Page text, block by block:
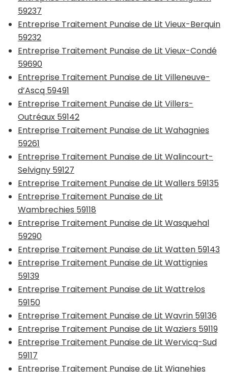
59237
Entreprise Traitement Punaise de Lit Vieux-Berquin
59232
Entreprise Traitement Punaise de Lit Vieux-Condé
59690
Entreprise Traitement Punaise de Lit Villeneuve-
d’Ascq 59491
Entreprise Traitement Punaise de Lit Villers-
Outréaux 59142
Entreprise Traitement Punaise de Lit Wahagnies
59261
Entreprise Traitement Punaise de Lit Walincourt-
Selvigny 59127
Entreprise Traitement Punaise de Lit Wallers 59135
Entreprise Traitement Punaise de Lit
Wambrechies 59118
Entreprise Traitement Punaise de Lit Wasquehal
59290
Entreprise Traitement Punaise de Lit Watten 59143
Entreprise Traitement Punaise de Lit Wattignies
59139
Entreprise Traitement Punaise de Lit Wattrelos
59150
Entreprise Traitement Punaise de Lit Wavrin 59136
Entreprise Traitement Punaise de Lit Waziers 59119
Entreprise Traitement Punaise de Lit Wervicq-Sud
59117
Entreprise Traitement Punaise de Lit Wignehies